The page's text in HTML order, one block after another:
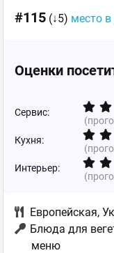
#115 (↓5) место
Оценки
Сервис:
Кухня:
Интерьер:
Европейская,
Блюда для
меню